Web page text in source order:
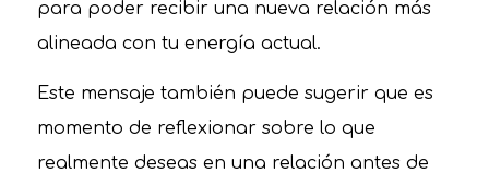
para poder recibir una nueva relación más
alineada con tu energía actual.
Este mensaje también puede sugerir que es
momento de reflexionar sobre lo que
realmente deseas en una relación antes de